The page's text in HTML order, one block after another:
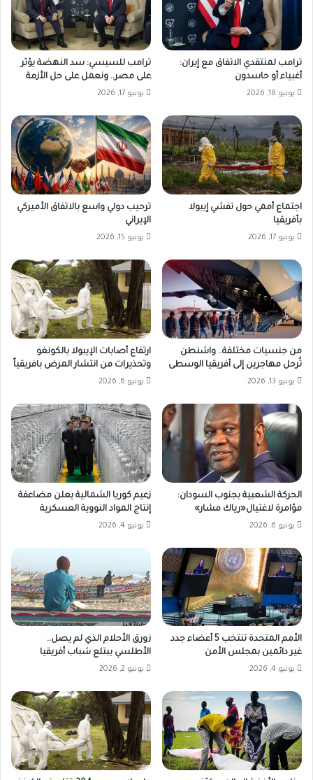
ترامب لمنتقدي الاتفاق مع إيران:
أغبياء أو حاسدون
يونيو 18, 2026
ترامب للسيسي: سد النهضة يؤثر
على مصر.. ونعمل على حل الأزمة
يونيو 17, 2026
اجتماع أممي حول تفشي إيبولا
بأفريقيا
يونيو 17, 2026
ترحيب دولي واسع بالاتفاق الأميركي
الإيراني
يونيو 15, 2026
من جنسيات مختلفة.. واشنطن
تُرحل مهاجرين إلى أفريقيا الوسطى
يونيو 13, 2026
ارتفاع أصابات الإيبولا بالكونغو
وتحذيرات من انتشار المرض بافريقياً
يونيو 6, 2026
الحركة الشعبية بجنوب السودان:
مؤامرة لاغتيال«رياك مشار»
يونيو 6, 2026
زعيم كوريا الشمالية يعلن مضاعفة
إنتاج المواد النووية العسكرية
يونيو 4, 2026
الأمم المتحدة تنتخب 5 أعضاء جدد
غير دائمين بمجلس الأمن
يونيو 4, 2026
زورق الأحلام الذي لم يصل..
الأطلسي يبتلع شباب أفريقيا
يونيو 2, 2026